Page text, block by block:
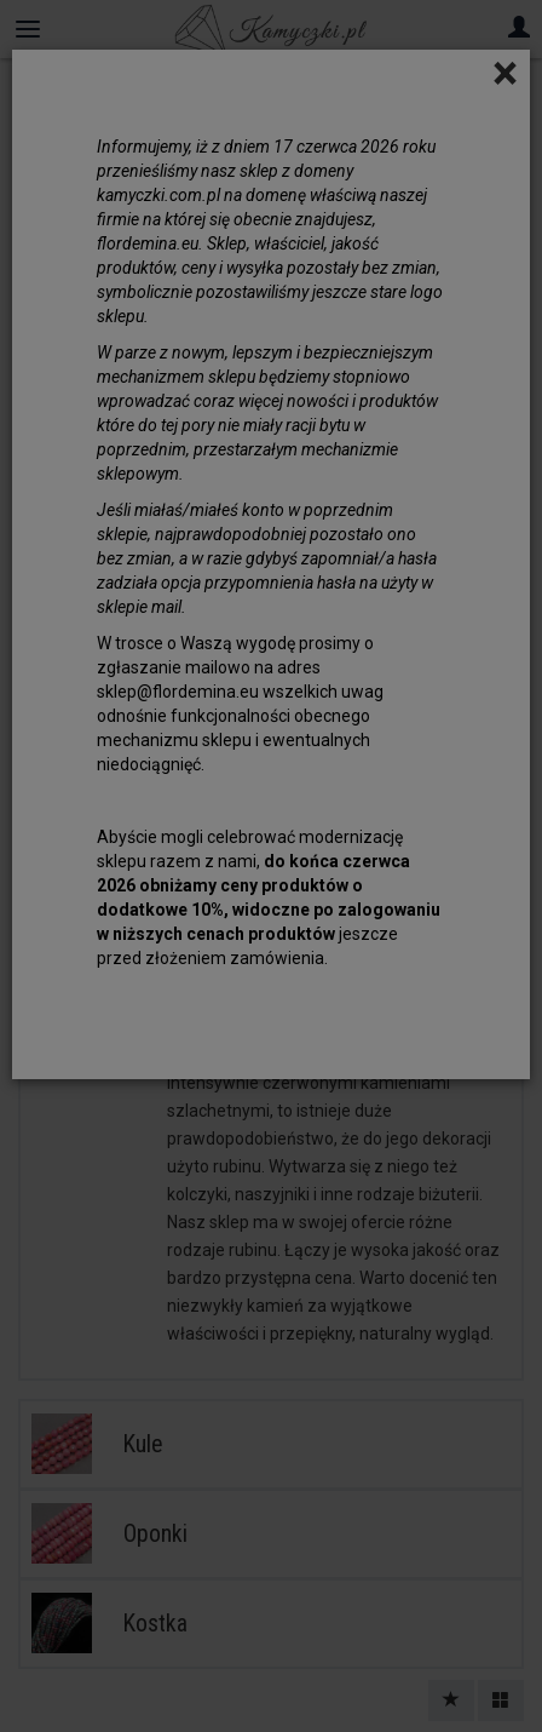
×
Informujemy, iż z dniem 17 czerwca 2026 roku
przenieśliśmy nasz sklep z domeny
kamyczki.com.pl na domenę właściwą naszej
firmie na której się obecnie znajdujesz,
flordemina.eu. Sklep, właściciel, jakość
produktów, ceny i wysyłka pozostały bez zmian,
symbolicznie pozostawiliśmy jeszcze stare logo
sklepu.
W parze z nowym, lepszym i bezpieczniejszym
mechanizmem sklepu będziemy stopniowo
wprowadzać coraz więcej nowości i produktów
które do tej pory nie miały racji bytu w
poprzednim, przestarzałym mechanizmie
sklepowym.
Jeśli miałaś/miałeś konto w poprzednim
sklepie, najprawdopodobniej pozostało ono
bez zmian, a w razie gdybyś zapomniał/a hasła
zadziała opcja przypomnienia hasła na użyty w
sklepie mail.
W trosce o Waszą wygodę prosimy o
zgłaszanie mailowo na adres
sklep@flordemina.eu wszelkich uwag
odnośnie funkcjonalności obecnego
mechanizmu sklepu i ewentualnych
niedociągnięć.
Abyście mogli celebrować modernizację
sklepu razem z nami, do końca czerwca
2026 obniżamy ceny produktów o
dodatkowe 10%, widoczne po zalogowaniu
w niższych cenach produktówjeszcze
przed złożeniem zamówienia.
Rubin – kamień do
biżuterii
Cenią sobie Państwo szlachetne minerały,
które wyróżnia jedyny i niepowtarzalny
kolor? Rubin jest jednym z nich i co
w postaci kul, oponek oraz kostki.
Rubin to kamień szlachetny, który pod
względem chemicznym zalicza się do grupy
korundów. Wyróżnia się on intensywnym,
czerwonym kolorem, który jest skutkiem
obecności dużej zawartości chromu.
Zanim powstaje z rubinu wyjątkowa
biżuteria, musi on powstać w wyniku
krystalizacji magmy - zwłaszcza w
magmowych. Dlaczego warto zaopatrzyć
się w rubin? Kamień ten należy do grona
rzadko spotykanych minerałów, co w
znacznym stopniu podnosi jego wartość (w
tym kolekcjonerską). Wyróżnia się on dość
jasnego różu, aż po głęboki karmin, to
cecha, która wyróżnia rubin. Kamień ten
charakteryzuje się też odpornością na
zarysowania, dzięki której jego naturalny i
piękny wygląd pozostanie z Państwem na
intensywnie czerwonymi kamieniami
szlachetnymi, to istnieje duże
prawdopodobieństwo, że do jego dekoracji
użyto rubinu. Wytwarza się z niego też
kolczyki, naszyjniki i inne rodzaje biżuterii.
Nasz sklep ma w swojej ofercie różne
rodzaje rubinu. Łączy je wysoka jakość oraz
bardzo przystępna cena. Warto docenić ten
niezwykły kamień za wyjątkowe
właściwości i przepiękny, naturalny wygląd.
Kule
Oponki
Kostka